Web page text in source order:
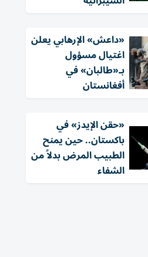
«داعش» الإرهابي يعلن
اغتيال مسؤول
بـ«طالبان» في
أفغانستان
«حقن الإيدز» في
باكستان.. حين يمنح
الطبيب المرض بدلاً من
الشفاء